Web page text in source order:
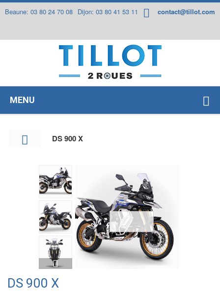
Beaune: 03 80 24 70 08 Dijon: 03 80 41 53 11 contact@tillot.com
MENU
DS 900 X
DS 900 X
Panneau de gestion des cookies